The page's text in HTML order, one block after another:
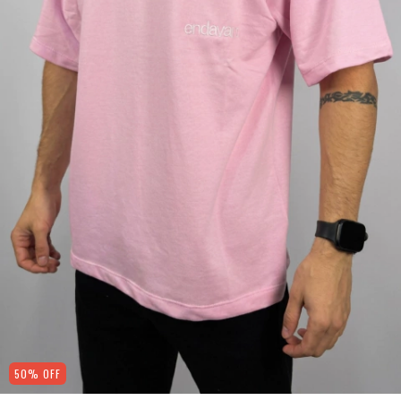
50% OFF